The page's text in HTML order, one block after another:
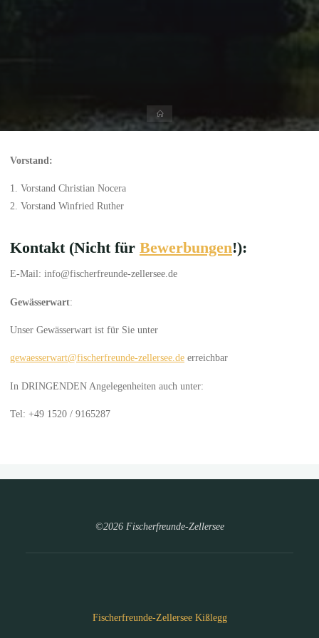
Vorstand:
1. Vorstand Christian Nocera
2. Vorstand Winfried Ruther
Kontakt (Nicht fürBewerbungen!):
E-Mail: info@fischerfreunde-zellersee.de
Gewässerwart:
Unser Gewässerwart ist für Sie unter
gewaesserwart@fischerfreunde-zellersee.de erreichbar
In DRINGENDEN Angelegenheiten auch unter:
Tel: +49 1520 / 9165287
©2026 Fischerfreunde-Zellersee
Fischerfreunde-Zellersee Kißlegg